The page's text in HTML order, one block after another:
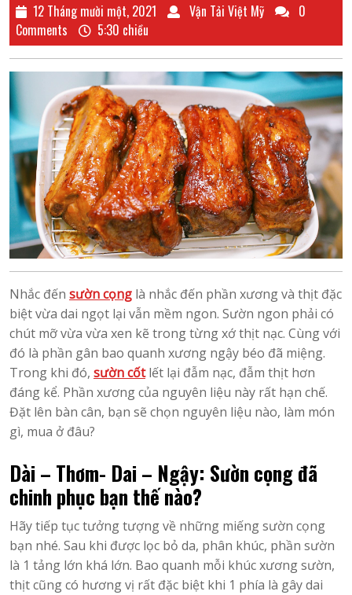
12 Tháng mười một, 2021
12
mười
một,
2021
Vận Tải Việt Mỹ Vận
Việt
Mỹ
0
Comments
5:30 chiều
Nhắc đến sườn cọng là nhắc đến phần xương và thịt đặc
biệt vừa dai ngọt lại vẫn mềm ngon. Sườn ngon phải có
chút mỡ vừa vừa xen kẽ trong từng xớ thịt nạc. Cùng với
đó là phần gân bao quanh xương ngậy béo đã miệng.
Trong khi đó, sườn cốtlết lại đẫm nạc, đẫm thịt hơn
đáng kể. Phần xương của nguyên liệu này rất hạn chế.
Đặt lên bàn cân, bạn sẽ chọn nguyên liệu nào, làm món
gì, mua ở đâu?
Dài – Thơm- Dai – Ngậy: Sườn cọng đã
chinh phục bạn thế nào?
Hãy tiếp tục tưởng tượng về những miếng sườn cọng
bạn nhé. Sau khi được lọc bỏ da, phân khúc, phần sườn
là 1 tảng lớn khá lớn. Bao quanh mỗi khúc xương sườn,
thịt cũng có hương vị rất đặc biệt khi 1 phía là gây dai